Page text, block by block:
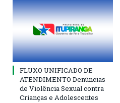
FLUXO UNIFICADO DE
ATENDIMENTO Denúncias
de Violência Sexual contra
Crianças e Adolescentes